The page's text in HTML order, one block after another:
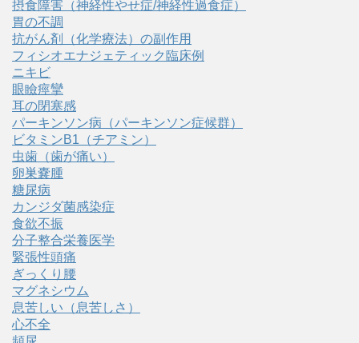
摂食障害（神経性やせ症/神経性過食症）
胃の不調
抗がん剤（化学療法）の副作用
フィシオエナジェティック臨床例
ニキビ
眼瞼痙攣
耳の閉塞感
パーキンソン病（パーキンソン症候群）
ビタミンB1（チアミン）
虫歯（歯が痛い）
卵巣嚢腫
糖尿病
カンジダ菌感染症
食欲不振
分子整合栄養医学
緊張性頭痛
ぎっくり腰
マグネシウム
息苦しい（息苦しさ）
心不全